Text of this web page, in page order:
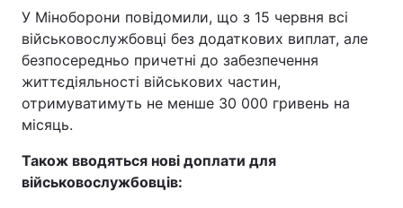
У Міноборони повідомили, що з 15 червня всі
військовослужбовці без додаткових виплат, але
безпосередньо причетні до забезпечення
життєдіяльності військових частин,
отримуватимуть не менше 30 000 гривень на
місяць.
Також вводяться нові доплати для
військовослужбовців: